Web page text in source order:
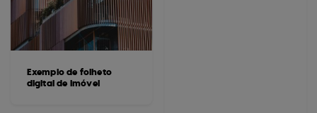
Exemplo de folheto
digital de imóvel